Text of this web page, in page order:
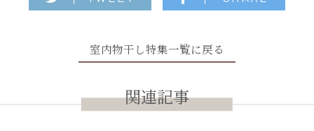
室内物干し特集一覧に戻る
関連記事